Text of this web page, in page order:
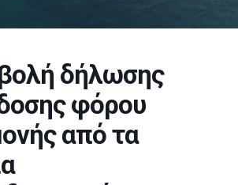
δήλωσης
φόρου
από τα